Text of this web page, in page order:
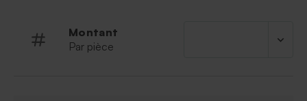
Montant
Par pièce